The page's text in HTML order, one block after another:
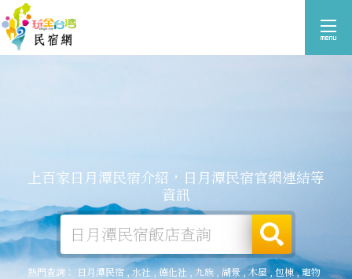
上百家日月潭民宿介紹，日月潭民宿官網連結等
資訊
熱門查詢： 日月潭民宿 水社,德化社,九族 湖景,木屋,包棟,寵物